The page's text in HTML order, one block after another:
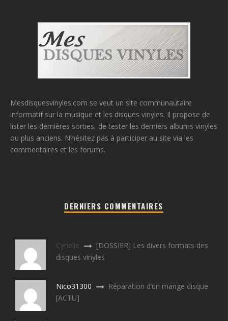
Mesdisquesvinyles.com se veut un site communautaire
informatif sur la musique et les disques vinyles. Il propose de
lister les dernières sorties, de tester les derniers albums vinyles
ou plus anciens. N’hésitez pas à participer au site via les
commentaires et les forums.
DERNIERS COMMENTAIRES
Cyrielle
[DOSSIER] Les divers formats des
disques vinyles
Nico31300
Réparation d’un mange disque
[ACTU]